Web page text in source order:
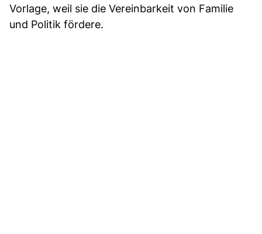
Vorlage, weil sie die Vereinbarkeit von Familie
und Politik fördere.